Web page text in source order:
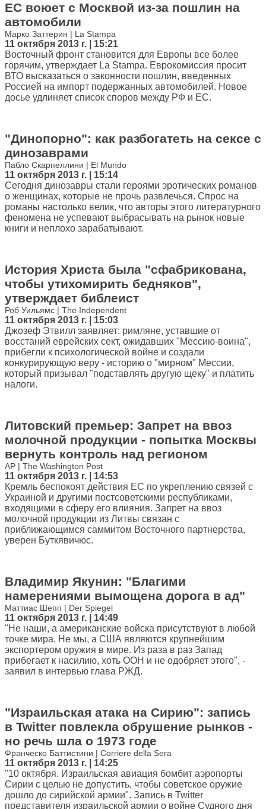
ЕС воюет с Москвой из-за пошлин на
автомобили
Марко Заттерин | La Stampa
11 октября 2013 г. | 15:21
Восточный фронт становится для Европы все более
горячим, утверждает La Stampa. Еврокомиссия просит
ВТО высказаться о законности пошлин, введенных
Россией на импорт подержанных автомобилей. Новое
досье удлиняет список споров между РФ и ЕС.
"Динопорно": как разбогатеть на сексе с
динозаврами
Пабло Скарпеллини | El Mundo
11 октября 2013 г. | 15:14
Сегодня динозавры стали героями эротических романов
о женщинах, которые не прочь развлечься. Спрос на
романы настолько велик, что авторы этого литературного
феномена не успевают выбрасывать на рынок новые
книги и неплохо зарабатывают.
История Христа была "сфабрикована,
чтобы утихомирить бедняков",
утверждает библеист
Роб Уильямс | The Independent
11 октября 2013 г. | 15:03
Джозеф Этвилл заявляет: римляне, уставшие от
восстаний еврейских сект, ожидавших "Мессию-воина",
прибегли к психологической войне и создали
конкурирующую веру - историю о "мирном" Мессии,
который призывал "подставлять другую щеку" и платить
налоги.
Литовский премьер: Запрет на ввоз
молочной продукции - попытка Москвы
вернуть контроль над регионом
АР | The Washington Post
11 октября 2013 г. | 14:53
Кремль беспокоят действия ЕС по укреплению связей с
Украиной и другими постсоветскими республиками,
входящими в сферу его влияния. Запрет на ввоз
молочной продукции из Литвы связан с
приближающимся саммитом Восточного партнерства,
уверен Буткявичюс.
Владимир Якунин: "Благими
намерениями вымощена дорога в ад"
Маттиас Шепп | Der Spiegel
11 октября 2013 г. | 14:49
"Не наши, а американские войска присутствуют в любой
точке мира. Не мы, а США являются крупнейшим
экспортером оружия в мире. Из раза в раз Запад
прибегает к насилию, хоть ООН и не одобряет этого", -
заявил в интервью глава РЖД.
"Израильская атака на Сирию": запись
в Twitter повлекла обрушение рынков -
но речь шла о 1973 годе
Франческо Баттистини | Corriere della Sera
11 октября 2013 г. | 14:25
"10 октября. Израильская авиация бомбит аэропорты
Сирии с целью не допустить, чтобы советское оружие
дошло до сирийской армии". Запись в Twitter
представителя израильской армии о войне Судного дня